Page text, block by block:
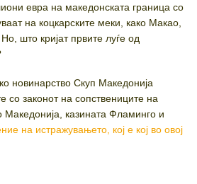
евра на македонската граница со
на коцкарските меки, како Макао,
што кријат првите луѓе од
новинарство Скуп Македонија
со законот на сопствениците на
Македонија, казината Фламинго и
на истражувањето, кој е кој во овој